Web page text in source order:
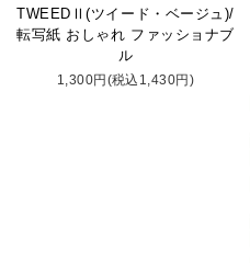
TWEEDⅡ(ツイード・ベージュ)/
転写紙 おしゃれ ファッショナブ
ル
1,300円(税込1,430円)